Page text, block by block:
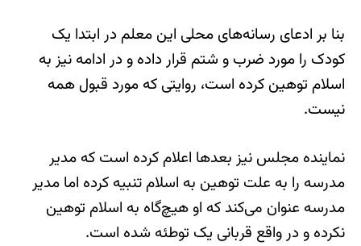
بنا بر ادعای رسانه‌های محلی این معلم در ابتدا یک
کودک را مورد ضرب و شتم قرار داده و در ادامه نیز به
اسلام توهین کرده است، روایتی که مورد قبول همه
نیست.
نماینده مجلس نیز بعدها اعلام کرده است که مدیر
مدرسه را به علت توهین به اسلام تنبیه کرده اما مدیر
مدرسه عنوان می‌کند که او هیچ‌گاه به اسلام توهین
نکرده و در واقع قربانی یک توطئه شده است.